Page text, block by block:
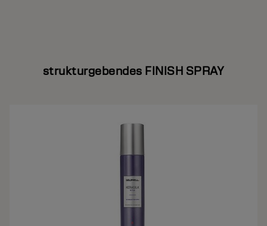
strukturgebendes FINISH SPRAY